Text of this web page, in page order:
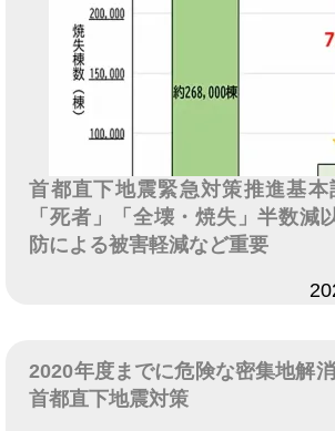
首都直下地震緊急対策推進基本
「死者」「全壊・焼失」半数減
防による被害軽減など重要
2020年度までに危険な密集地解
首都直下地震対策